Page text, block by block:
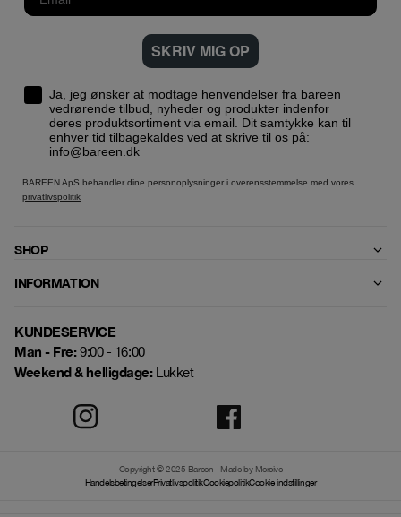
SKRIV MIG OP
Ja, jeg ønsker at modtage henvendelser fra bareen
vedrørende tilbud, nyheder og produkter indenfor
deres produktsortiment via email. Dit samtykke kan til
enhver tid tilbagekaldes ved at skrive til os på:
info@bareen.dk
BAREEN ApS behandler dine personoplysninger i overensstemmelse med vores
privatlivspolitik
SHOP
INFORMATION
KUNDESERVICE
Man - Fre:9:00 - 16:00
Weekend & helligdage:Lukket
Copyright © 2025 Bareen
Made by Mercive
HandelsbetingelserPrivatlivspolitikCookiepolitikCookie indstillinger